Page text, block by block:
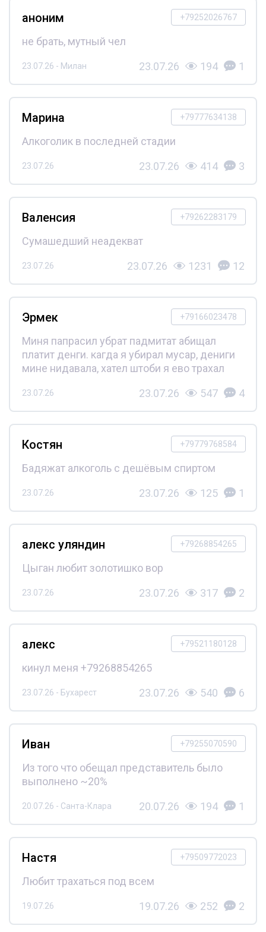
+79252026767
аноним
не брать, мутный чел
23.07.26 - Милан 23.07.26 194 1
+79777634138
Марина
Алкоголик в последней стадии
23.07.26 23.07.26 414 3
+79262283179
Валенсия
Сумашедший неадекват
23.07.26 23.07.26 1231 12
+79166023478
Эрмек
Миня папрасил убрат падмитат абищал
платит денги. кагда я убирал мусар, дениги
мине нидавала, хател штоби я ево трахал
23.07.26 23.07.26 547 4
+79779768584
Костян
Бадяжат алкоголь с дешёвым спиртом
23.07.26 23.07.26 125 1
+79268854265
алекс уляндин
Цыган любит золотишко вор
23.07.26 23.07.26 317 2
+79521180128
алекс
кинул меня +79268854265
23.07.26 - Бухарест 23.07.26 540 6
+79255070590
Иван
Из того что обещал представитель было
выполнено ~20%
20.07.26 - Санта-Клара 20.07.26 194 1
+79509772023
Настя
Любит трахаться под всем
19.07.26 19.07.26 252 2